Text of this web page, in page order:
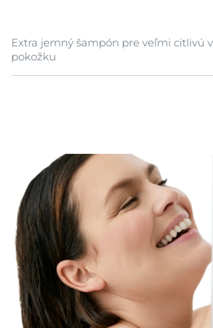
Extra jemný šampón pre veľmi citlivú
pokožku
pred vysušovaním. Upokojuje pokožku
svrbenie od prvého použitia. Vhodný
deti.